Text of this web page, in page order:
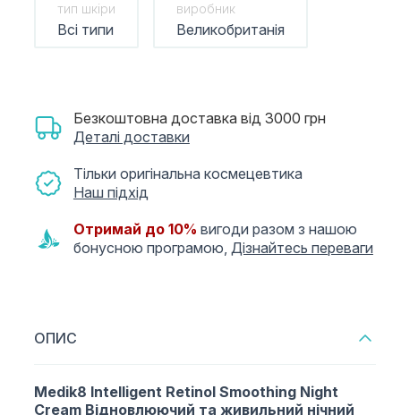
тип шкіри
Всі типи
виробник
Великобританія
Безкоштовна доставка від 3000 грн
Деталі доставки
Тільки оригінальна космецевтика
Наш підхід
Отримай до 10% вигоди разом з нашою
бонусною програмою, Дізнайтесь переваги
ОПИС
Medik8 Intelligent Retinol Smoothing Night
Cream Відновлюючий та живильний нічний